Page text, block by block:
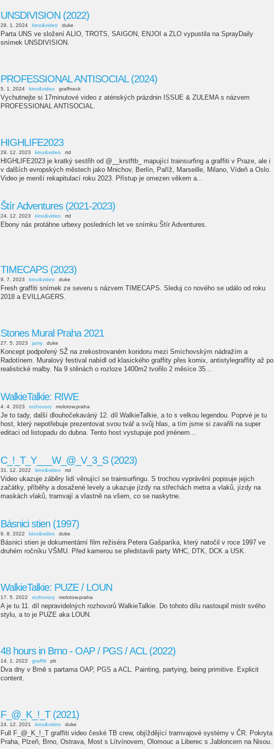
UNSDIVISION (2022)
28. 1. 2024 kino&video duke
Parta UNS ve složení ALIO, TROTS, SAIGON, ENJOI a ZLO vypustila na SprayDaily
snímek UNSDIVISION.
PROFESSIONAL ANTISOCIAL (2024)
5. 1. 2024 kino&video graffneck
Vychutnejte si 17minutové video z aténských prázdnin ISSUE & ZULEMA s názvem
PROFESSIONAL ANTISOCIAL.
HIGHLIFE2023
29. 12. 2023 kino&video rtd
HIGHLIFE2023 je kratký sestřih od @__krstftb_ mapující trainsurfing a graffiti v Praze, ale i
v dalších evropských městech jako Mnichov, Berlín, Paříž, Marseille, Milano, Vídeň a Oslo.
Video je menší rekapitulací roku 2023. Přístup je omezen věkem a...
Štír Adventures (2021-2023)
24. 12. 2023 kino&video rtd
Ebony nás protáhne urbexy posledních let ve snímku Štír Adventures.
TIMECAPS (2023)
9. 7. 2023 kino&video duke
Fresh graffiti snímek ze severu s názvem TIMECAPS. Sleduj co nového se událo od roku
2018 a EVILLAGERS.
Stones Mural Praha 2021
27. 5. 2023 jamy duke
Koncept podpořený SŽ na zrekostrovaném koridoru mezi Smíchovským nádražím a
Radotínem. Muralový festival nabídl od klasického graffity přes komix, antistylegraffity až po
realistické malby. Na 9 stěnách o rozloze 1400m2 tvořilo 2 měsíce 35...
WalkieTalkie: RIWE
4. 4. 2023 rozhovory molotow.praha
Je to tady, další dlouhočekaváný 12. díl WalkieTalkie, a to s velkou legendou. Poprvé je tu
host, který nepotřebuje prezentovat svou tvář a svůj hlas, a tím jsme si zavařili na super
editaci od listopadu do dubna. Tento host vystupuje pod jménem...
C_!_T_Y___W_@_V_3_S (2023)
31. 12. 2022 kino&video rtd
Video ukazuje záběry lidí věnující se trainsurfingu. S trochou vyprávění popisuje jejich
začátky, příběhy a dosažené levely a ukazuje jízdy na střechách metra a vlaků, jízdy na
maskách vlaků, tramvají a vlastně na všem, co se naskytne.
Básnici stien (1997)
9. 8. 2022 kino&video duke
Básnici stien je dokumentární film režiséra Petera Gašparíka, který natočil v roce 1997 ve
druhém ročníku VŠMU. Před kamerou se představili party WHC, DTK, DCK a USK.
WalkieTalkie: PUZE / LOUN
17. 5. 2022 rozhovory molotow.praha
A je tu 11. díl nepravidelných rozhovorů WalkieTalkie. Do tohoto dílu nastoupil mistr svého
stylu, a to je PUZE aka LOUN.
48 hours in Brno - OAP / PGS / ACL (2022)
14. 1. 2022 graffiti pb
Dva dny v Brně s partama OAP, PGS a ACL. Painting, partying, being primitive. Explicit
content.
F_@_K_!_T (2021)
24. 12. 2021 kino&video duke
Full F_@_K_!_T graffiti video české TB crew, objíždějící tramvajové systémy v ČR. Pokryta
Praha, Plzeň, Brno, Ostrava, Most s Lítvínovem, Olomouc a Liberec s Jabloncem na Nisou.